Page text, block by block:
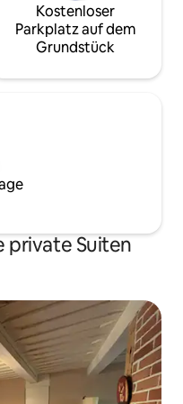
Kostenloser
Parkplatz auf dem
Grundstück
private Suiten